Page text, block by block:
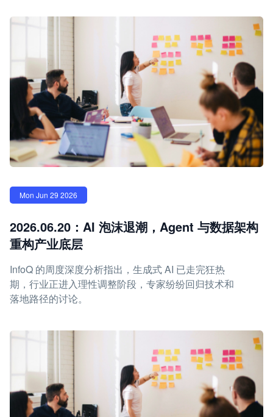
Mon Jun 29 2026
2026.06.20：AI 泡沫退潮，Agent 与数据架构
重构产业底层
InfoQ 的周度深度分析指出，生成式 AI 已走完狂热
期，行业正进入理性调整阶段，专家纷纷回归技术和
落地路径的讨论。